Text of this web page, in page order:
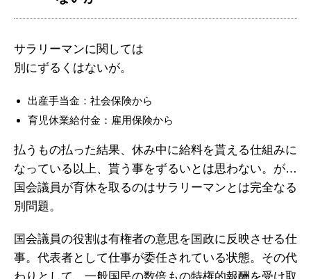
サラリーマンに関しては
別にずるくはないが。
出産手当金：社会保険から
育児休業給付金：雇用保険から
払うもの払った結果、休み中に給料を貰える仕組みに
なっている以上、貰う事をずるいとは思わない。が…
国会議員が育休を取るのはサラリーマンとは完全なる
別問題。
国会議員の役割は有権者の意思を国政に反映させる仕
事。代表者として仕事が委任されている状態。その代